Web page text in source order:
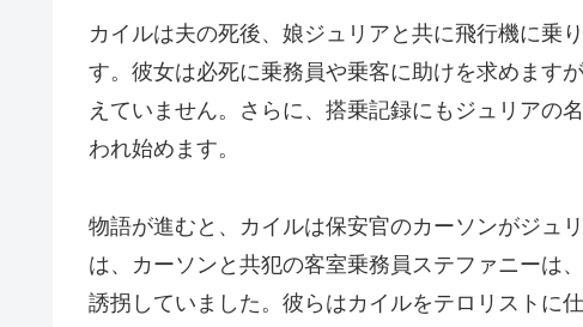
カイルは夫の死後、娘ジュリアと共に飛行機に乗
す。彼女は必死に乗務員や乗客に助けを求めます
えていません。さらに、搭乗記録にもジュリアの
われ始めます。
物語が進むと、カイルは保安官のカーソンがジュ
は、カーソンと共犯の客室乗務員ステファニーは
誘拐していました。彼らはカイルをテロリストに